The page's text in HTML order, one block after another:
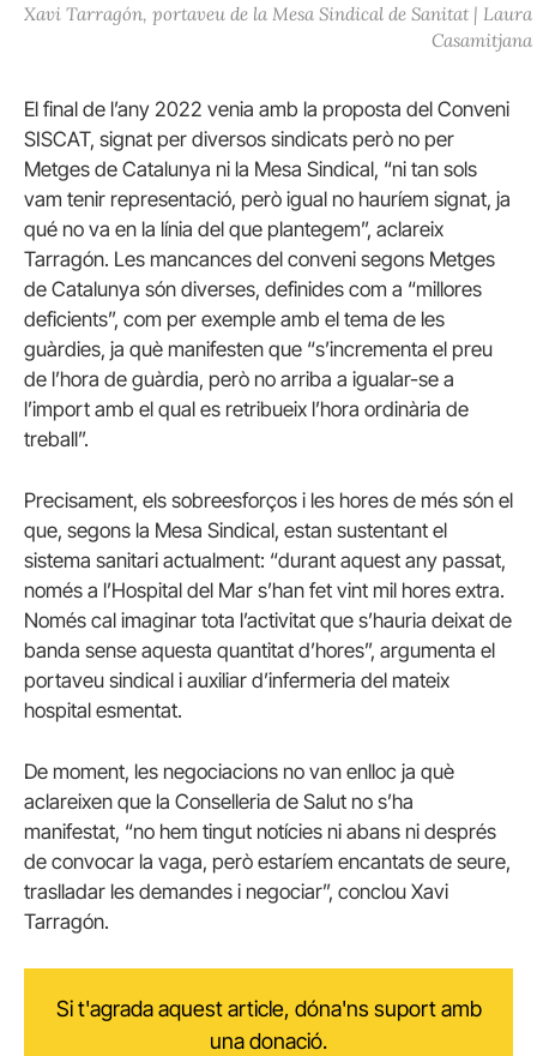
Xavi Tarragón, portaveu de la Mesa Sindical de Sanitat | Laura
Casamitjana
El final de l’any 2022 venia amb la proposta del Conveni
SISCAT, signat per diversos sindicats però no per
Metges de Catalunya ni la Mesa Sindical, “ni tan sols
vam tenir representació, però igual no hauríem signat, ja
qué no va en la línia del que plantegem”, aclareix
Tarragón. Les mancances del conveni segons Metges
de Catalunya són diverses, definides com a “millores
deficients”, com per exemple amb el tema de les
guàrdies, ja què manifesten que “s’incrementa el preu
de l’hora de guàrdia, però no arriba a igualar-se a
l’import amb el qual es retribueix l’hora ordinària de
treball”.
Precisament, els sobreesforços i les hores de més són el
que, segons la Mesa Sindical, estan sustentant el
sistema sanitari actualment: “durant aquest any passat,
només a l’Hospital del Mar s’han fet vint mil hores extra.
Només cal imaginar tota l’activitat que s’hauria deixat de
banda sense aquesta quantitat d’hores”, argumenta el
portaveu sindical i auxiliar d’infermeria del mateix
hospital esmentat.
De moment, les negociacions no van enlloc ja què
aclareixen que la Conselleria de Salut no s’ha
manifestat, “no hem tingut notícies ni abans ni després
de convocar la vaga, però estaríem encantats de seure,
traslladar les demandes i negociar”, conclou Xavi
Tarragón.
Si t'agrada aquest article, dóna'ns suport amb
una donació.